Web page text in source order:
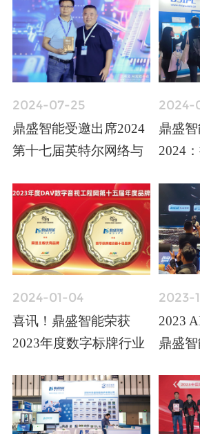
2024-07-25
鼎盛智能受邀出席2024
第十七届英特尔网络与
获英特尔“最具潜力奖”
2024-
鼎盛
2024
理器
2024-01-04
喜讯！鼎盛智能荣获
2023年度数字标牌行业
2023-
2023
鼎盛智